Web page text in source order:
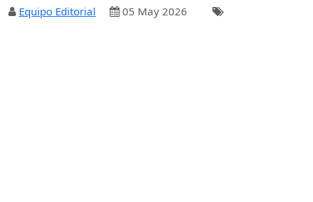
Equipo Editorial 05 May 2026